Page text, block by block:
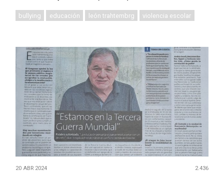
bullying educación león trahtembrg violencia escolar
20 ABR 2024 2.436